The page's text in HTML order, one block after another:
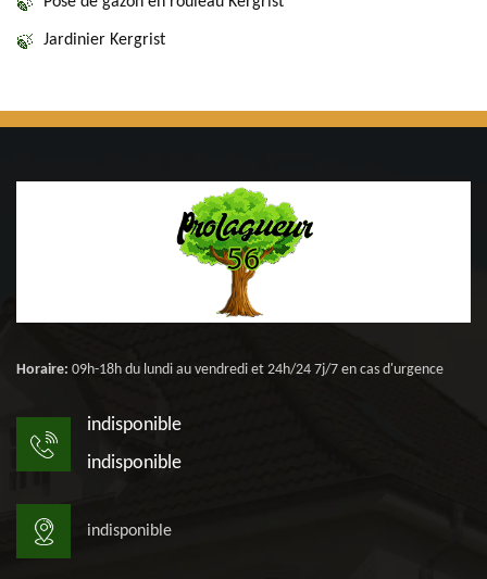
Jardinier Kergrist
Horaire: 09h-18h du lundi au vendredi et 24h/24 7j/7 en cas d'urgence
indisponible
indisponible
indisponible